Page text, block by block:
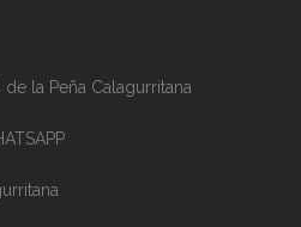
la Peña Calagurritana